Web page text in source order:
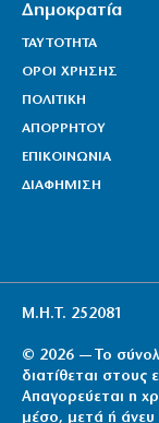
Δημοκρατία
ΤΑΥΤΟΤΗΤΑ
ΟΡΟΙ ΧΡΗΣΗΣ
ΠΟΛΙΤΙΚΗ
ΑΠΟΡΡΗΤΟΥ
ΕΠΙΚΟΙΝΩΝΙΑ
ΔΙΑΦΗΜΙΣΗ
Μ.Η.Τ. 252081
© 2026 — Το
διατίθεται στους
Απαγορεύεται η
μέσο, μετά ή άνευ